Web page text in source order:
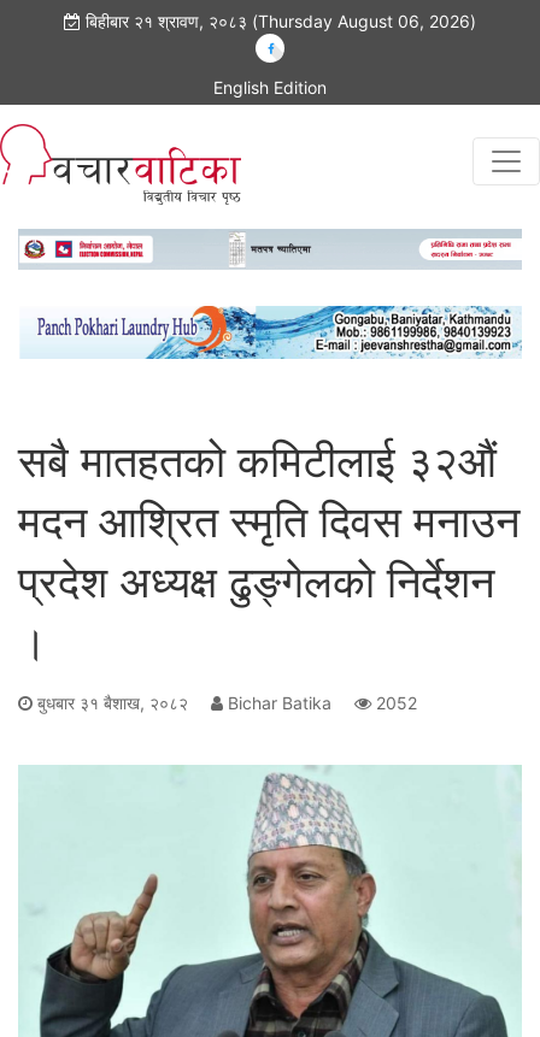
बिहीबार २१ श्रावण, २०८३ (Thursday August 06, 2026)
English Edition
सबै मातहतको कमिटीलाई ३२औं
मदन आश्रित स्मृति दिवस मनाउन
प्रदेश अध्यक्ष ढुङ्गेलकाे निर्देशन
।
बुधबार ३१ बैशाख, २०८२ Bichar Batika 2052